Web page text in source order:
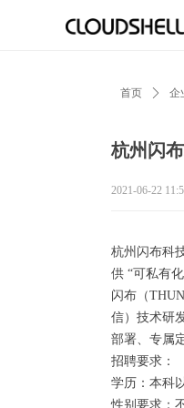
2021-06-22
杭州闪
杭州闪布科
供 “可私有
闪布（
信）技术研
部署、专属
招聘要求：
学历：本科
性别要求：
首页 ꄲ 企